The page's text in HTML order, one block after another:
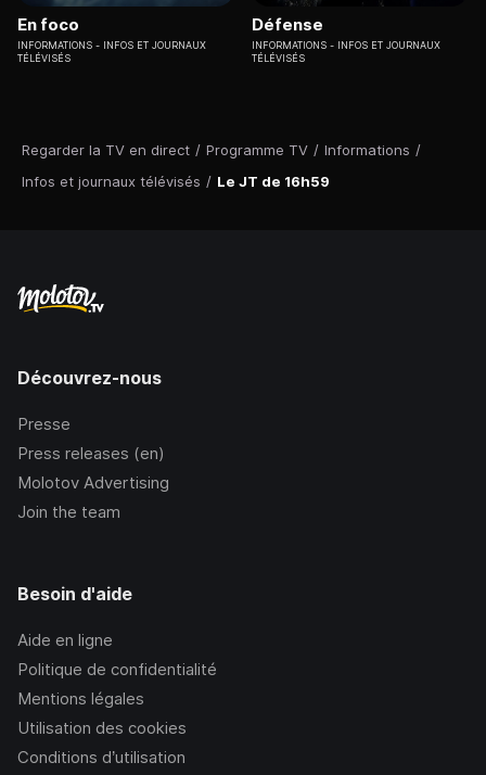
Regarder la TV en direct / Programme TV / Informations /
Infos et journaux télévisés / Le JT de 16h59
En foco
INFORMATIONS
INFOS ET JOURNAUX
TÉLÉVISÉS
Défense
INFORMATIONS
INFOS ET JOURNAUX
TÉLÉVISÉS
Découvrez-nous
Presse
Press releases (en)
Molotov Advertising
Join the team
Besoin d'aide
Aide en ligne
Politique de confidentialité
Mentions légales
Utilisation des cookies
Conditions d’utilisation